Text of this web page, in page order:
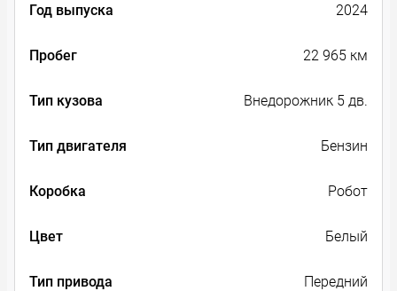
Год выпуска 2024
Пробег 22 965 км
Тип кузова Внедорожник 5 дв.
Тип двигателя Бензин
Коробка Робот
Цвет Белый
Тип привода Передний